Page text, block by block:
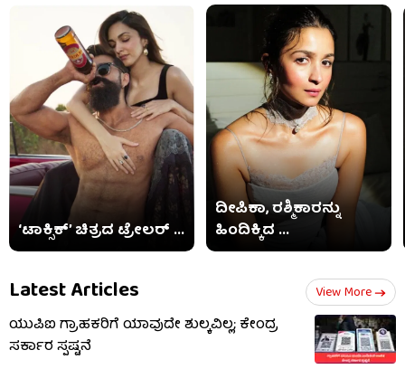
‘ಟಾಕ್ಸಿಕ್’ ಚಿತ್ರದ ಟ್ರೇಲರ್ ...
ದೀಪಿಕಾ, ರಶ್ಮಿಕಾರನ್ನು
ಹಿಂದಿಕ್ಕಿದ ...
Latest Articles View More
ಯುಪಿಐ ಗ್ರಾಹಕರಿಗೆ ಯಾವುದೇ ಶುಲ್ಕವಿಲ್ಲ; ಕೇಂದ್ರ
ಸರ್ಕಾರ ಸ್ಪಷ್ಟನೆ